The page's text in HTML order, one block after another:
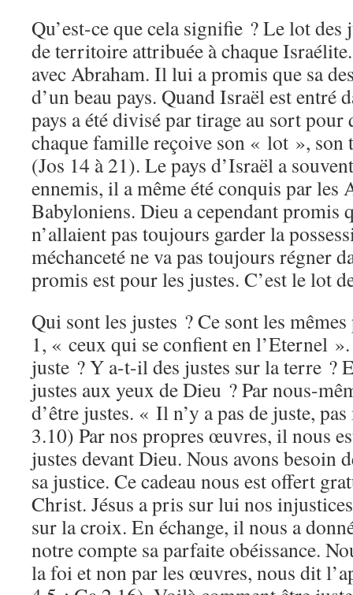
Qu’est-ce que cela signifie ? Le lot des
de territoire attribuée à chaque
avec Abraham. Il lui a promis que sa
d’un beau pays. Quand Israël est entré
pays a été divisé par tirage au sort pour
chaque famille reçoive son « lot », son
(Jos 14 à 21). Le pays d’Israël a
ennemis, il a même été conquis par les
Babyloniens. Dieu a cependant promis
n’allaient pas toujours garder la
méchanceté ne va pas toujours régner
promis est pour les justes. C’est le lot
Qui sont les justes ? Ce sont les mêmes
1, « ceux qui se confient en l’Eternel
juste ? Y a-t-il des justes sur la terre ?
justes aux yeux de Dieu ? Par nous-
d’être justes. « Il n’y a pas de juste,
3.10) Par nos propres œuvres, il nous
justes devant Dieu. Nous avons besoin
sa justice. Ce cadeau nous est offert
Christ. Jésus a pris sur lui nos
sur la croix. En échange, il nous a
notre compte sa parfaite obéissance.
la foi et non par les œuvres, nous dit